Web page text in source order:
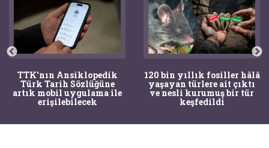
TTK'nın Ansiklopedik
Türk Tarih Sözlüğüne
artık mobil uygulama ile
erişilebilecek
120 bin yıllık fosiller hâlâ
yaşayan türlere ait çıktı
ve nesli kurumuş bir tür
keşfedildi